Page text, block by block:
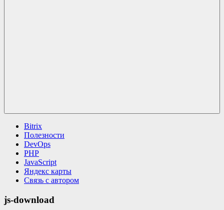
Bitrix
Полезности
DevOps
PHP
JavaScript
Яндекс карты
Связь с автором
js-download